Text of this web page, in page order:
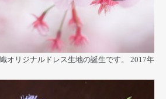
オリジナルドレス生地の誕生です。
2017年